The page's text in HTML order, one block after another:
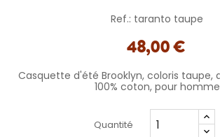
Ref.: taranto taupe
48,00 €
Casquette d'été Brooklyn, coloris taupe,
100% coton, pour homme
Quantité